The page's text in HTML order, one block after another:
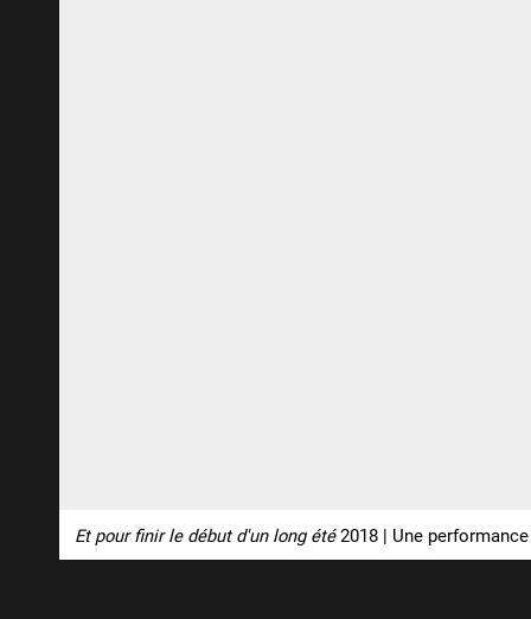
Et pour finir le début d'un long été2018 | Une